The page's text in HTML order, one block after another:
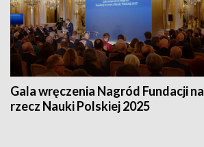
Gala wręczenia Nagród Fundacji na
rzecz Nauki Polskiej 2025